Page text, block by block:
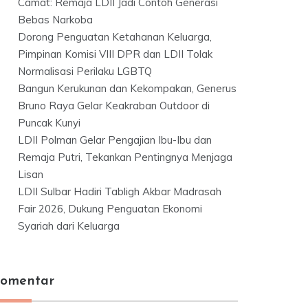
Bebas Narkoba
Dorong Penguatan Ketahanan Keluarga,
Pimpinan Komisi VIII DPR dan LDII Tolak
Normalisasi Perilaku LGBTQ
Bangun Kerukunan dan Kekompakan, Generus
Bruno Raya Gelar Keakraban Outdoor di
Puncak Kunyi
LDII Polman Gelar Pengajian Ibu-Ibu dan
Remaja Putri, Tekankan Pentingnya Menjaga
Lisan
LDII Sulbar Hadiri Tabligh Akbar Madrasah
Fair 2026, Dukung Penguatan Ekonomi
Syariah dari Keluarga